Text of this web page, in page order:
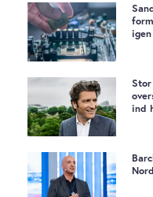
igen
ind